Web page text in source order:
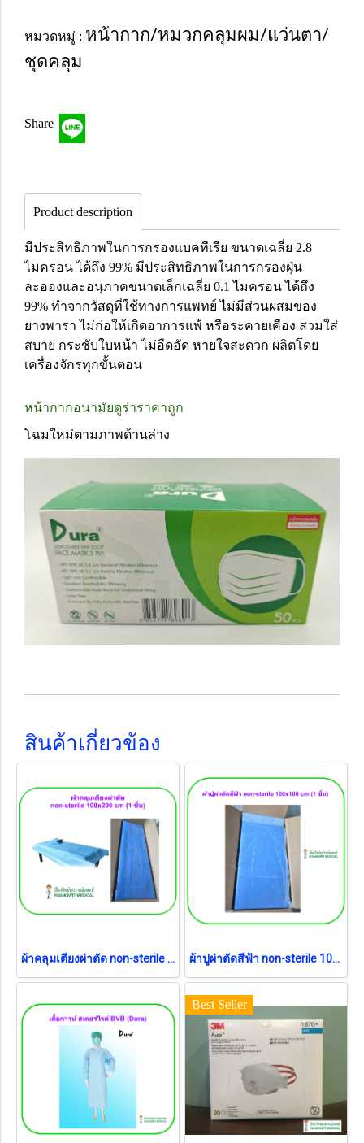
หมวดหมู่ : หน้ากาก/หมวกคลุมผม/แว่นตา/
ชุดคลุม
Share
Product description
มีประสิทธิภาพในการกรองแบคทีเรีย ขนาดเฉลี่ย 2.8
ไมครอน ได้ถึง 99% มีประสิทธิภาพในการกรองฝุ่น
ละอองและอนุภาคขนาดเล็กเฉลี่ย 0.1 ไมครอน ได้ถึง
99% ทำจากวัสดุที่ใช้ทางการแพทย์ ไม่มีส่วนผสมของ
ยางพารา ไม่ก่อให้เกิดอาการแพ้ หรือระคายเคือง สวมใส่
สบาย กระชับใบหน้า ไม่อืดอัด หายใจสะดวก ผลิตโดย
เครื่องจักรทุกขั้นตอน
หน้ากากอนามัยดูร่าราคาถูก
โฉมใหม่ตามภาพด้านล่าง
สินค้าเกี่ยวข้อง
ผ้าคลุมเตียงผ่าตัด non-sterile 100x200 cm (1 ชิ้น) ผ้าปูผ่าตัดสีฟ้า non-sterile 100x100 cm (1 ชิ้น)
Best Seller